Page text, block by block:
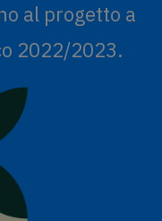
al progetto a
2022/2023.